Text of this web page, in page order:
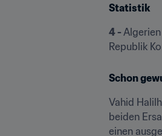
Statistik
4 -
Republik
Schon
Vahid
beiden
einen